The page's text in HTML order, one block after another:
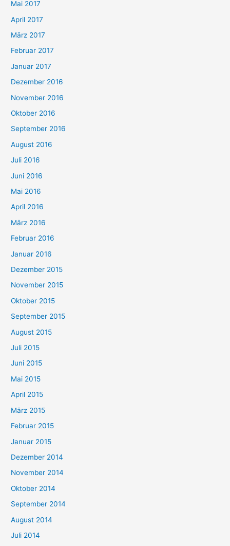
Mai 2017
April 2017
März 2017
Februar 2017
Januar 2017
Dezember 2016
November 2016
Oktober 2016
September 2016
August 2016
Juli 2016
Juni 2016
Mai 2016
April 2016
März 2016
Februar 2016
Januar 2016
Dezember 2015
November 2015
Oktober 2015
September 2015
August 2015
Juli 2015
Juni 2015
Mai 2015
April 2015
März 2015
Februar 2015
Januar 2015
Dezember 2014
November 2014
Oktober 2014
September 2014
August 2014
Juli 2014